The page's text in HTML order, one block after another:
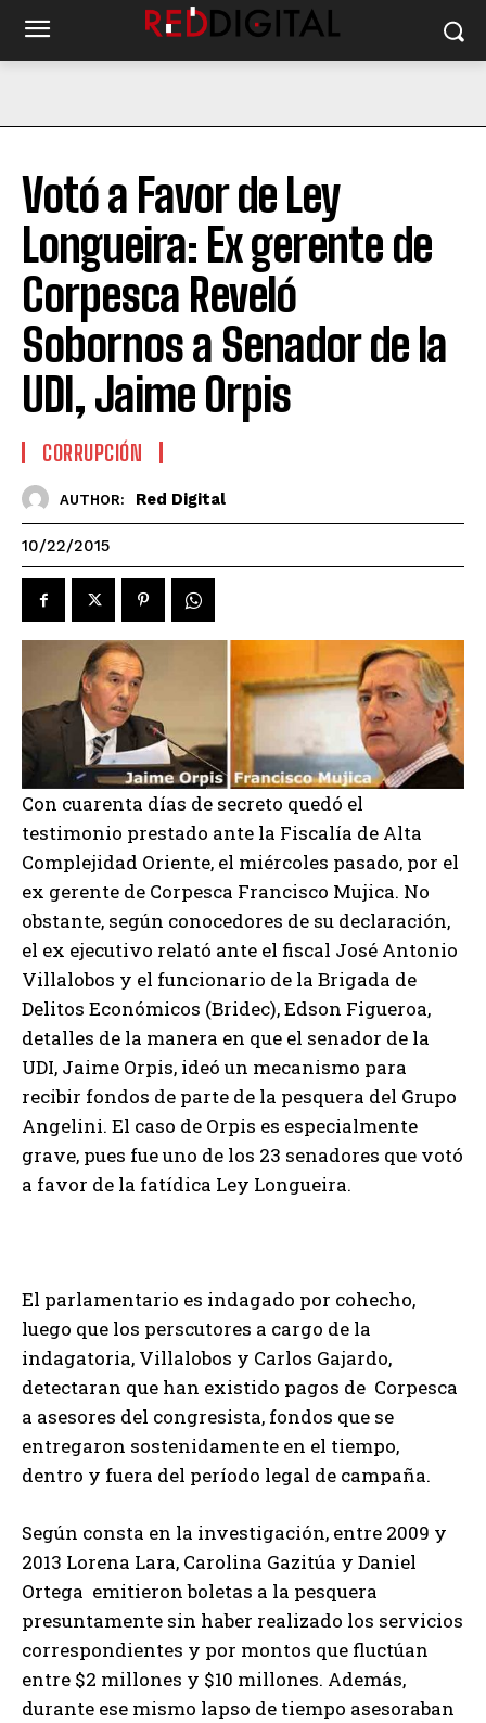
Votó a Favor de Ley
Longueira: Ex gerente de
Corpesca Reveló
Sobornos a Senador de la
UDI, Jaime Orpis
CORRUPCIÓN
AUTHOR: Red Digital
10/22/2015
Con cuarenta días de secreto quedó el
testimonio prestado ante la Fiscalía de Alta
Complejidad Oriente, el miércoles pasado, por el
ex gerente de Corpesca Francisco Mujica. No
obstante, según conocedores de su declaración,
el ex ejecutivo relató ante el fiscal José Antonio
Villalobos y el funcionario de la Brigada de
Delitos Económicos (Bridec), Edson Figueroa,
detalles de la manera en que el senador de la
UDI, Jaime Orpis, ideó un mecanismo para
recibir fondos de parte de la pesquera del Grupo
Angelini. El caso de Orpis es especialmente
grave, pues fue uno de los 23 senadores que votó
a favor de la fatídica Ley Longueira.
El parlamentario es indagado por cohecho,
luego que los perscutores a cargo de la
indagatoria, Villalobos y Carlos Gajardo,
detectaran que han existido pagos de Corpesca
a asesores del congresista, fondos que se
entregaron sostenidamente en el tiempo,
dentro y fuera del período legal de campaña.
Según consta en la investigación, entre 2009 y
2013 Lorena Lara, Carolina Gazitúa y Daniel
Ortega emitieron boletas a la pesquera
presuntamente sin haber realizado los servicios
correspondientes y por montos que fluctúan
entre $2 millones y $10 millones. Además,
durante ese mismo lapso de tiempo asesoraban